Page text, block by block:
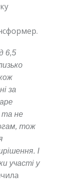
6,5
за
та не
тож
І
участі у